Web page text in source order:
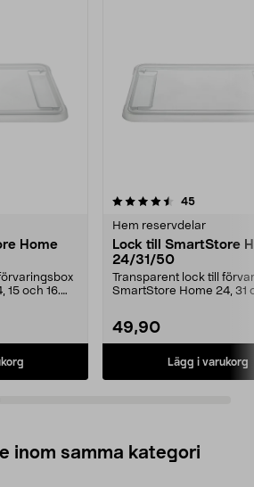
Home
15 och 16.
45recensioner
Hem reservdelar
Lock till SmartStore
24/31/50
Transparent lock till
SmartStore Home 24, 31
49,90
Lägg i varukorg
4.5av 5 stjärnor
inom samma kategori